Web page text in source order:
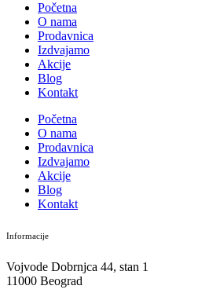
Početna
O nama
Prodavnica
Izdvajamo
Akcije
Blog
Kontakt
Početna
O nama
Prodavnica
Izdvajamo
Akcije
Blog
Kontakt
Informacije
Vojvode Dobrnjca 44, stan 1
11000 Beograd